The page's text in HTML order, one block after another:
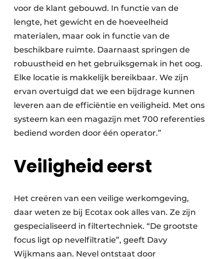
voor de klant gebouwd. In functie van de
lengte, het gewicht en de hoeveelheid
materialen, maar ook in functie van de
beschikbare ruimte. Daarnaast springen de
robuustheid en het gebruiksgemak in het oog.
Elke locatie is makkelijk bereikbaar. We zijn
ervan overtuigd dat we een bijdrage kunnen
leveren aan de efficiëntie en veiligheid. Met ons
systeem kan een magazijn met 700 referenties
bediend worden door één operator.”
Veiligheid eerst
Het creëren van een veilige werkomgeving,
daar weten ze bij Ecotax ook alles van. Ze zijn
gespecialiseerd in filtertechniek. “De grootste
focus ligt op nevelfiltratie”, geeft Davy
Wijkmans aan. Nevel ontstaat door